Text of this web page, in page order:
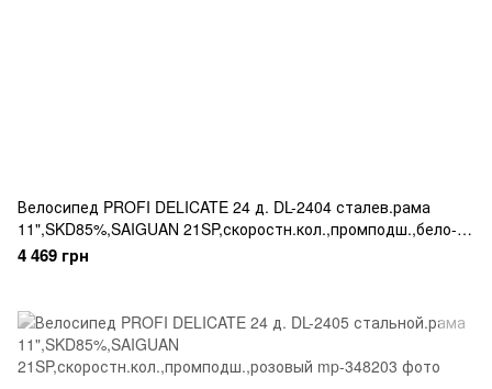
Велосипед PROFI DELICATE 24 д. DL-2404 сталев.рама
11",SKD85%,SAIGUAN 21SP,скоростн.кол.,промподш.,бело-
рож.
4 469 грн